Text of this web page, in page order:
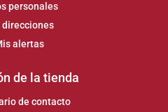
personales
direcciones
alertas
de la tienda
de contacto